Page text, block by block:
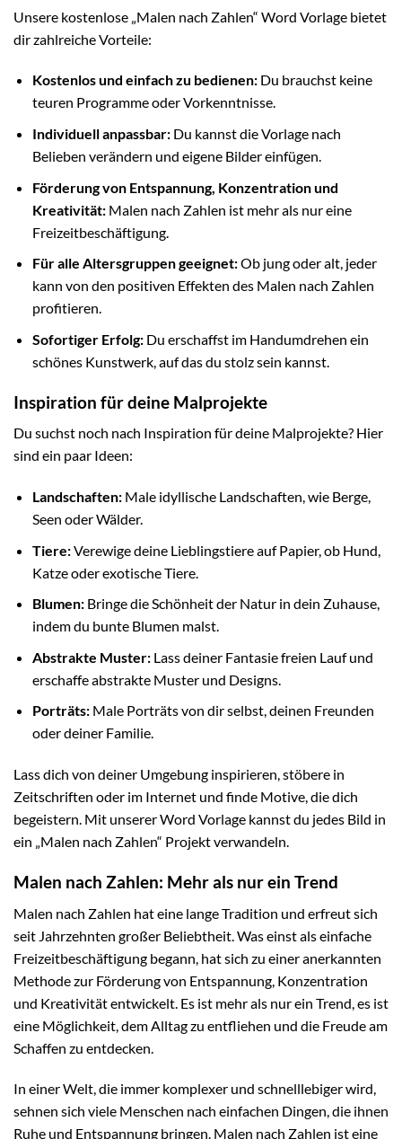
Unsere kostenlose „Malen nach Zahlen“ Word Vorlage bietet
dir zahlreiche Vorteile:
Kostenlos und einfach zu bedienen:Du brauchst keine
teuren Programme oder Vorkenntnisse.
Individuell anpassbar:Du kannst die Vorlage nach
Belieben verändern und eigene Bilder einfügen.
Förderung von Entspannung, Konzentration und
Kreativität:Malen nach Zahlen ist mehr als nur eine
Freizeitbeschäftigung.
Für alle Altersgruppen geeignet:Ob jung oder alt, jeder
kann von den positiven Effekten des Malen nach Zahlen
profitieren.
Sofortiger Erfolg:Du erschaffst im Handumdrehen ein
schönes Kunstwerk, auf das du stolz sein kannst.
Inspiration für deine Malprojekte
Du suchst noch nach Inspiration für deine Malprojekte? Hier
sind ein paar Ideen:
Landschaften:Male idyllische Landschaften, wie Berge,
Seen oder Wälder.
Tiere:Verewige deine Lieblingstiere auf Papier, ob Hund,
Katze oder exotische Tiere.
Blumen:Bringe die Schönheit der Natur in dein Zuhause,
indem du bunte Blumen malst.
Abstrakte Muster:Lass deiner Fantasie freien Lauf und
erschaffe abstrakte Muster und Designs.
Porträts:Male Porträts von dir selbst, deinen Freunden
oder deiner Familie.
Lass dich von deiner Umgebung inspirieren, stöbere in
Zeitschriften oder im Internet und finde Motive, die dich
begeistern. Mit unserer Word Vorlage kannst du jedes Bild in
ein „Malen nach Zahlen“ Projekt verwandeln.
Malen nach Zahlen: Mehr als nur ein Trend
Malen nach Zahlen hat eine lange Tradition und erfreut sich
seit Jahrzehnten großer Beliebtheit. Was einst als einfache
Freizeitbeschäftigung begann, hat sich zu einer anerkannten
Methode zur Förderung von Entspannung, Konzentration
und Kreativität entwickelt. Es ist mehr als nur ein Trend, es ist
eine Möglichkeit, dem Alltag zu entfliehen und die Freude am
Schaffen zu entdecken.
In einer Welt, die immer komplexer und schnelllebiger wird,
sehnen sich viele Menschen nach einfachen Dingen, die ihnen
Ruhe und Entspannung bringen. Malen nach Zahlen ist eine